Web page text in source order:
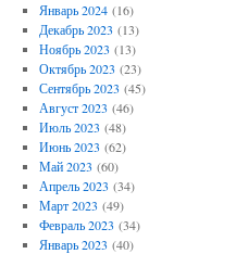
Январь 2024(16)
Декабрь 2023 (13)
Ноябрь 2023 (13)
Октябрь 2023 (23)
Сентябрь 2023 (45)
Август 2023 (46)
Июль 2023 (48)
Июнь 2023 (62)
Май 2023 (60)
Апрель 2023 (34)
Март 2023 (49)
Февраль 2023 (34)
Январь 2023 (40)